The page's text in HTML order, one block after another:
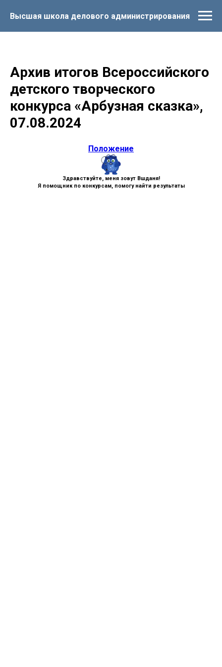
Высшая школа делового администрирования
Архив итогов Всероссийского
детского творческого
конкурса «Арбузная сказка»,
07.08.2024
Положение
Здравствуйте, меня зовут Вшданя!
Я помощник по конкурсам, помогу найти результаты